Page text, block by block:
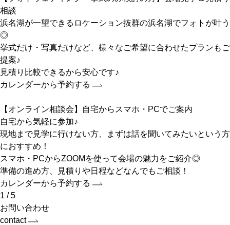
相談
浜名湖が一望できるロケーション抜群の浜名湖でフォトが叶う
◎
挙式だけ・写真だけなど、様々なご希望に合わせたプランもご
提案♪
見積り比較できるから安心です♪
カレンダーから予約する
【オンライン相談会】自宅からスマホ・PCでご案内
自宅から気軽に参加♪
現地まで見学に行けない方、まずは話を聞いてみたいという方
におすすめ！
スマホ・PCからZOOMを使って会場の魅力をご紹介◎
準備の進め方、見積りや日程などなんでもご相談！
カレンダーから予約する
1 /5
お問い合わせ
contact